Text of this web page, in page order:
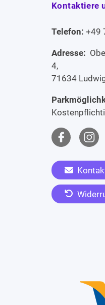
Kontaktiere
Telefon: +49
Adresse:
4,
71634